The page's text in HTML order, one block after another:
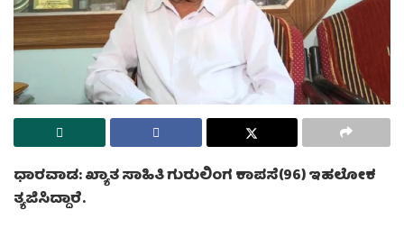
ಧಾರವಾಡ: ಖ್ಯಾತ ಸಾಹಿತಿ ಗುರುಲಿಂಗ ಕಾಪಸೆ(96) ಇಹಲೋಕ
ತ್ಯಜಿಸಿದ್ದಾರೆ.